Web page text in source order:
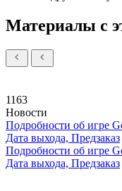
Материалы с
1163
Новости
Подробности об игре
Дата выхода, Предзаказ
Подробности об игре
Дата выхода, Предзаказ